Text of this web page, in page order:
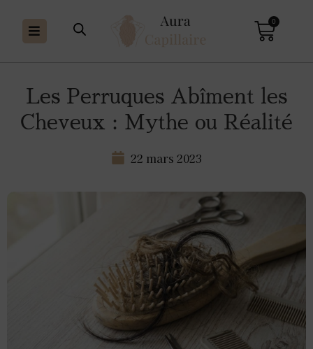
0
Les Perruques Abîment les
Cheveux : Mythe ou Réalité
22 mars 2023